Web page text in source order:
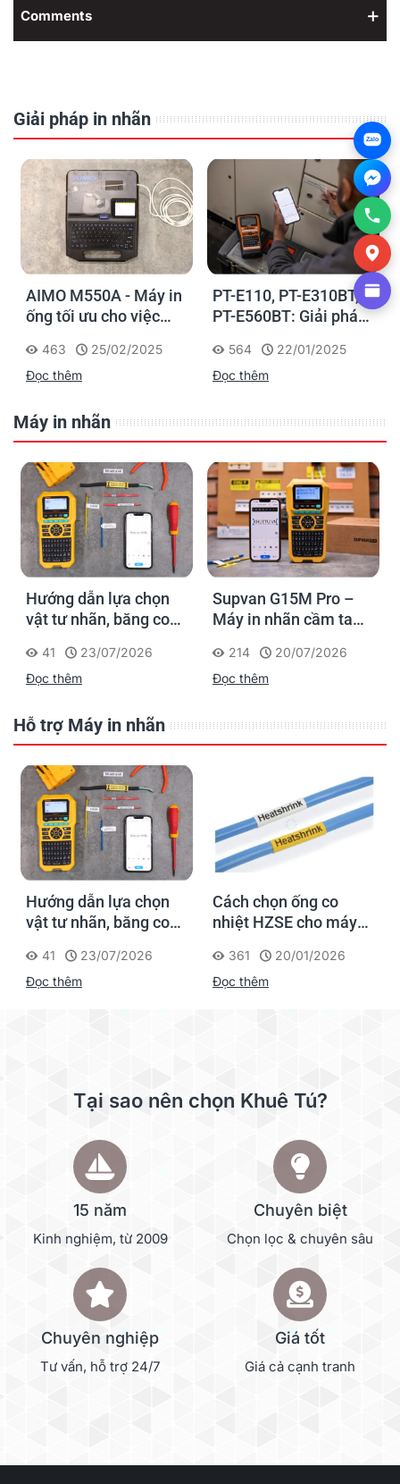
Comments
Giải pháp in nhãn
AIMO M550A - Máy in
ống tối ưu cho việc
nhận diện cáp điện,
cáp mạng
463
25/02/2025
Đọc thêm
PT-E110, PT-E310BT,
PT-E560BT: Giải pháp
nghiệp của Brother
564
22/01/2025
Đọc thêm
Máy in nhãn
Hướng dẫn lựa chọn
vật tư nhãn, băng co
Supvan G15M Pro
41
23/07/2026
Đọc thêm
Supvan G15M Pro –
Máy in nhãn cầm tay
dấu một lần, tra cứu
trọn đời công trình
214
20/07/2026
Đọc thêm
Hỗ trợ Máy in nhãn
Hướng dẫn lựa chọn
vật tư nhãn, băng co
Supvan G15M Pro
41
23/07/2026
Đọc thêm
Cách chọn ống co
nhiệt HZSE cho máy in
361
20/01/2026
Đọc thêm
Tại sao nên chọn Khuê Tú?
15 năm
Kinh nghiệm, từ 2009
Chuyên biệt
Chọn lọc & chuyên sâu
Chuyên nghiệp
Tư vấn, hỗ trợ 24/7
Giá tốt
Giá cả cạnh tranh
Zalo